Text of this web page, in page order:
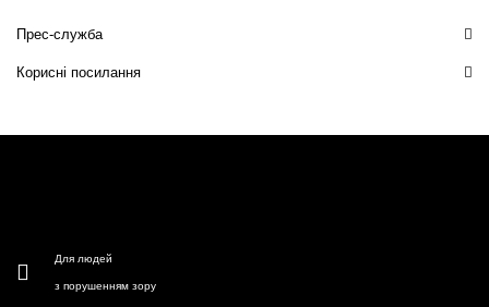
Прес-служба
Корисні посилання
Для людей
з порушенням зору